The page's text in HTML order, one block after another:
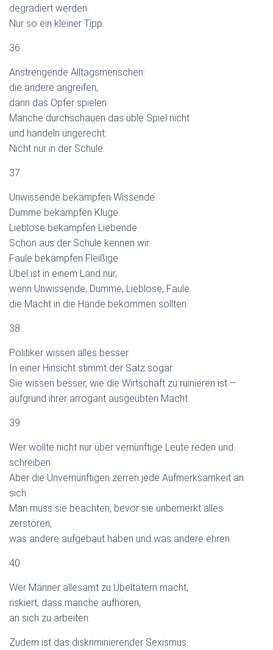
degradiert werden.
Nur so ein kleiner Tipp.
36.
Anstrengende Alltagsmenschen:
die andere angreifen,
dann das Opfer spielen.
Manche durchschauen das üble Spiel nicht
und handeln ungerecht.
Nicht nur in der Schule.
37.
Unwissende bekämpfen Wissende.
Dumme bekämpfen Kluge.
Lieblose bekämpfen Liebende.
Schon aus der Schule kennen wir:
Faule bekämpfen Fleißige.
Übel ist in einem Land nur,
wenn Unwissende, Dumme, Lieblose, Faule
die Macht in die Hände bekommen sollten.
38.
Politiker wissen alles besser.
In einer Hinsicht stimmt der Satz sogar:
Sie wissen besser, wie die Wirtschaft zu ruinieren ist –
aufgrund ihrer arrogant ausgeübten Macht.
39
Wer wollte nicht nur über vernünftige Leute reden und
schreiben.
Aber die Unvernünftigen zerren jede Aufmerksamkeit an
sich.
Man muss sie beachten, bevor sie unbemerkt alles
zerstören,
was andere aufgebaut haben und was andere ehren.
40.
Wer Männer allesamt zu Übeltätern macht,
riskiert, dass manche aufhören,
an sich zu arbeiten.
Zudem ist das diskriminierender Sexismus.